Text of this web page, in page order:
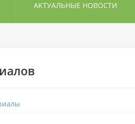
АКТУАЛЬНЫЕ НОВОСТИ